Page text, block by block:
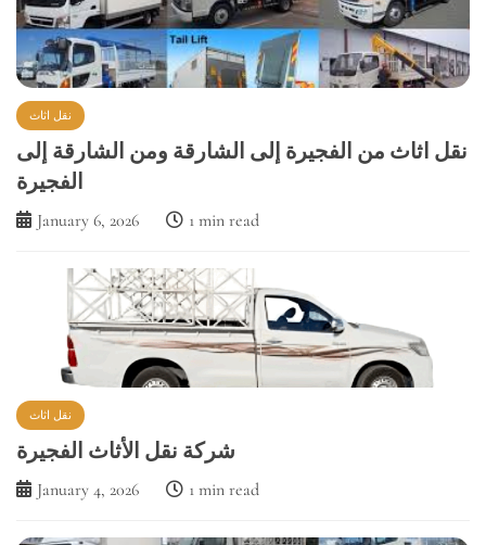
نقل اثاث
نقل اثاث من الفجيرة إلى الشارقة ومن الشارقة إلى
الفجيرة
January 6, 2026 1 min read
نقل اثاث
شركة نقل الأثاث الفجيرة
January 4, 2026